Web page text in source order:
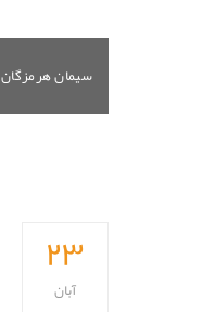
سیمان هرمزگان
۲۳
آبان